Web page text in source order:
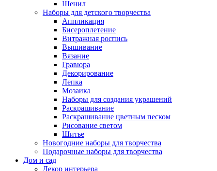
Шенил
Наборы для детского творчества
Аппликация
Бисероплетение
Витражная роспись
Вышивание
Вязание
Гравюра
Декорирование
Лепка
Мозаика
Наборы для создания украшений
Раскрашивание
Раскрашивание цветным песком
Рисование светом
Шитье
Новогодние наборы для творчества
Подарочные наборы для творчества
Дом и сад
Декор интерьера